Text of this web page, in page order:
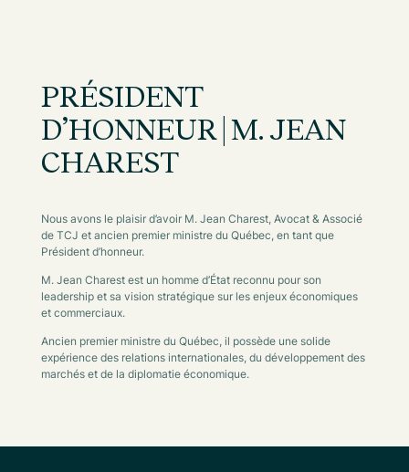
PRÉSIDENT
D’HONNEUR | M. JEAN
CHAREST
Nous avons le plaisir d’avoir M. Jean Charest, Avocat & Associé
de TCJ et ancien premier ministre du Québec, en tant que
Président d’honneur.
M. Jean Charest est un homme d’État reconnu pour son
leadership et sa vision stratégique sur les enjeux économiques
et commerciaux.
Ancien premier ministre du Québec, il possède une solide
expérience des relations internationales, du développement des
marchés et de la diplomatie économique.